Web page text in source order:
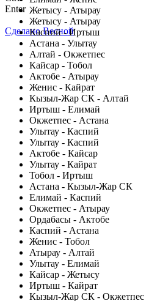
Жетысу - Атырау
Жетысу - Атырау
Каспий - Иртыш
Астана - Улытау
Алтай - Окжетпес
Кайсар - Тобол
Актобе - Атырау
Женис - Кайрат
Кызыл-Жар СК - Алтай
Иртыш - Елимай
Окжетпес - Астана
Улытау - Каспий
Улытау - Каспий
Актобе - Кайсар
Улытау - Кайрат
Тобол - Иртыш
Астана - Кызыл-Жар СК
Елимай - Каспий
Окжетпес - Атырау
Ордабасы - Актобе
Каспий - Астана
Женис - Тобол
Атырау - Алтай
Улытау - Елимай
Кайсар - Жетысу
Иртыш - Кайрат
Кызыл-Жар СК - Окжетпес
Enter
Сделано Весной